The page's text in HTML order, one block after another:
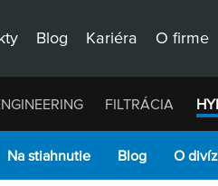
Blog Kariéra O firme
FILTRÁCIA
Na stiahnutie Blog O